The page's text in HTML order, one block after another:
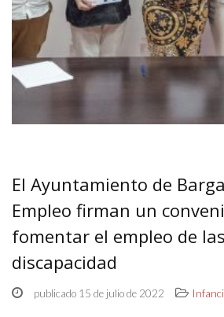
El Ayuntamiento de
Empleo firman un
fomentar el empleo de
discapacidad
publicado 15 de julio de 2022